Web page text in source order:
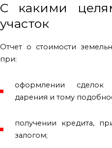
С какими
участок
Отчет о стоимости
при:
оформлении сделок
дарения и тому
получении кредита,
залогом;